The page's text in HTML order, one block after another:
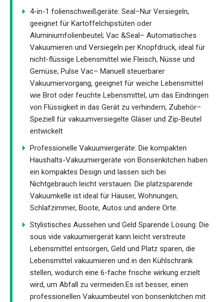
4-in-1 folienschweißgeräte: Seal–Nur Versiegeln,
geeignet für Kartoffelchipstüten oder
Aluminiumfolienbeutel; Vac &Seal– Automatisches
Vakuumieren und Versiegeln per Knopfdruck, ideal für
nicht-flüssige Lebensmittel wie Fleisch, Nüsse und
Gemüse; Pulse Vac– Manuell steuerbarer
Vakuumiervorgang, geeignet für weiche Lebensmittel
wie Brot oder feuchte Lebensmittel, um das Eindringen
von Flüssigkeit in das Gerät zu verhindern; Zubehör–
Speziell für vakuumversiegelte Gläser und Zip-Beutel
entwickelt
Professionelle Vakuumiergeräte: Die kompakten
Haushalts-Vakuumiergeräte von Bonsenkitchen haben
ein kompaktes Design und lassen sich bei
Nichtgebrauch leicht verstauen. Die platzsparende
Vakuumkelle ist ideal für Häuser, Wohnungen,
Schlafzimmer, Boote, Autos und andere Orte.
Stylistisches Aussehen und Geld Sparende Lösung: Die
sous vide vakuumiergerät kann leicht verstreute
Lebensmittel entsorgen, Geld und Platz sparen, die
Lebensmittel vakuumieren und in den Kühlschrank
stellen, wodurch eine 6-fache frische wirkung erzielt
wird, um Abfall zu vermeiden.Es ist besser, einen
professionellen Vakuumbeutel von bonsenkitchen mit